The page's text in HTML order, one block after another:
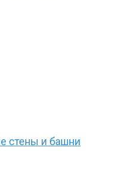
стены и башни